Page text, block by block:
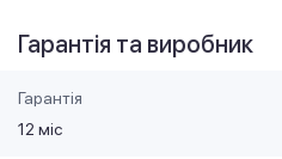
Гарантія та виробник
Гарантія
12 міс